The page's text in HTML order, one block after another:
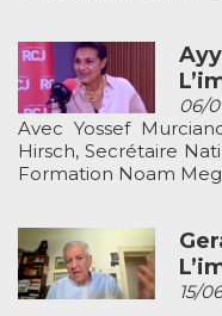
06/
Avec Yossef
Hirsch, Secrétaire
Formation Noam
15/